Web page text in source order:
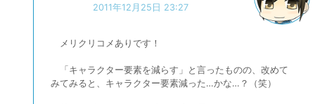
2011年12月25日 23:27
メリクリコメありです！
「キャラクター要素を減らす」と言ったものの、改めて
みてみると、キャラクター要素減った…かな…？（笑）